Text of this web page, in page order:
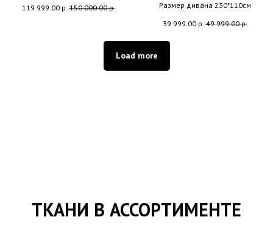
119 999.00 р. 150 000.00 р.
Размер дивана 230*110см
39 999.00 р. 49 999.00 р.
Load more
ТКАНИ В АССОРТИМЕНТЕ